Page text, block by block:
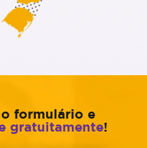
o formulário e
gratuitamente!